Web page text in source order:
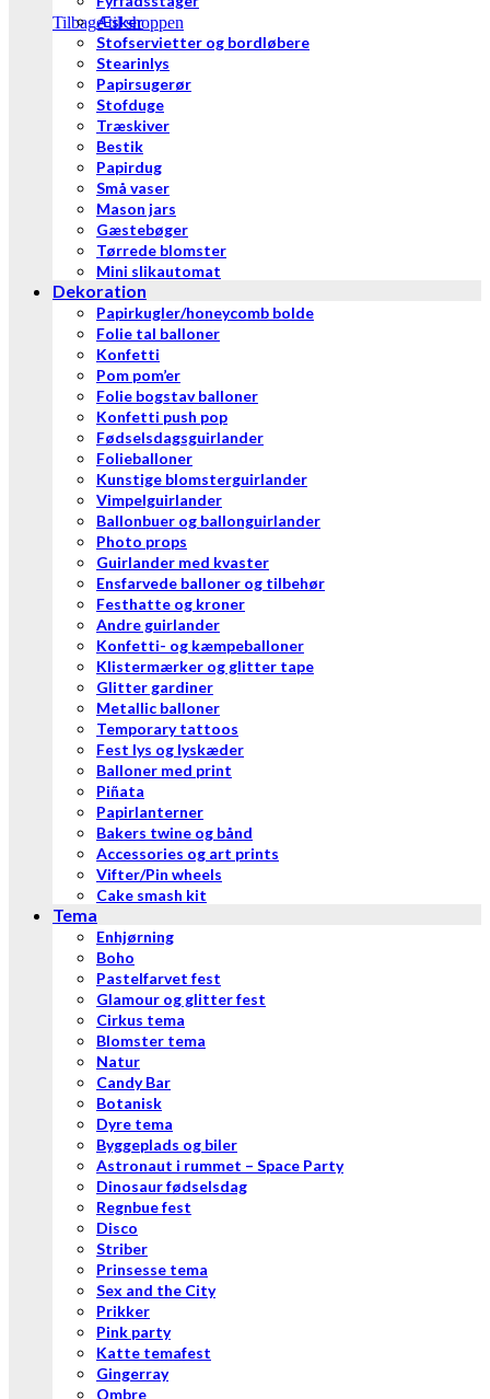
Tilbage til shoppen
Æsker
Stofservietter og bordløbere
Stearinlys
Papirsugerør
Stofduge
Træskiver
Bestik
Papirdug
Små vaser
Mason jars
Gæstebøger
Tørrede blomster
Mini slikautomat
Dekoration
Papirkugler/honeycomb bolde
Folie tal balloner
Konfetti
Pom pom’er
Folie bogstav balloner
Konfetti push pop
Fødselsdagsguirlander
Folieballoner
Kunstige blomsterguirlander
Vimpelguirlander
Ballonbuer og ballonguirlander
Photo props
Guirlander med kvaster
Ensfarvede balloner og tilbehør
Festhatte og kroner
Andre guirlander
Konfetti- og kæmpeballoner
Klistermærker og glitter tape
Glitter gardiner
Metallic balloner
Temporary tattoos
Fest lys og lyskæder
Balloner med print
Piñata
Papirlanterner
Bakers twine og bånd
Accessories og art prints
Vifter/Pin wheels
Cake smash kit
Tema
Enhjørning
Boho
Pastelfarvet fest
Glamour og glitter fest
Cirkus tema
Blomster tema
Natur
Candy Bar
Botanisk
Dyre tema
Byggeplads og biler
Astronaut i rummet – Space Party
Dinosaur fødselsdag
Regnbue fest
Disco
Striber
Prinsesse tema
Sex and the City
Prikker
Pink party
Katte temafest
Gingerray
Ombre